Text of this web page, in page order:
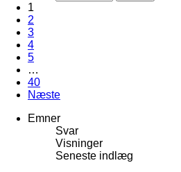
1
2
3
4
5
…
40
Næste
Emner
Svar
Visninger
Seneste indlæg